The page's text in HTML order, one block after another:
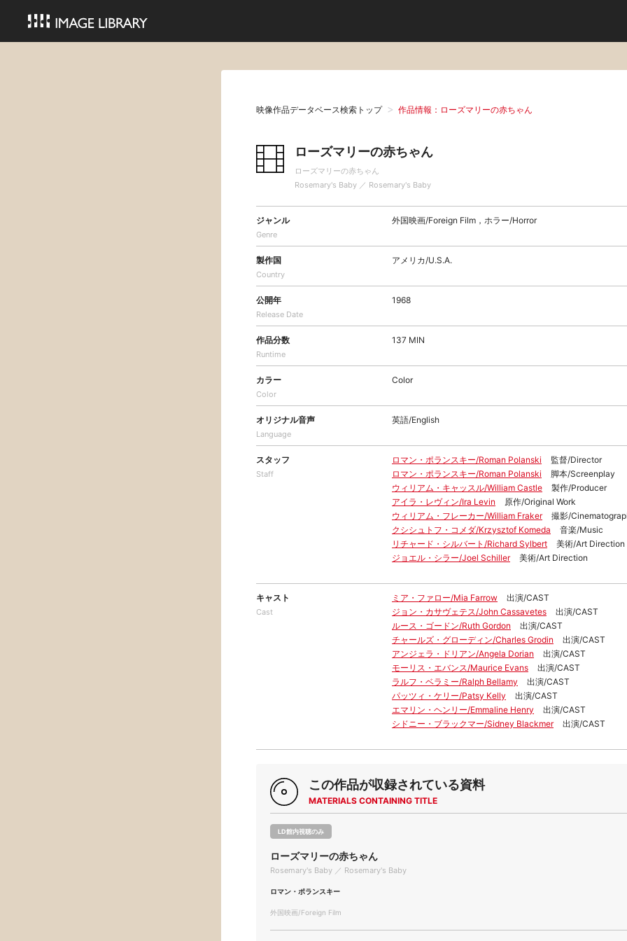
映像作品データベース検索トップ 作品情報：ローズマリーの赤ちゃん
ローズマリーの赤ちゃん
ローズマリーの赤ちゃん
Rosemary's Baby ／ Rosemary's Baby
ジャンル
Genre
外国映画/Foreign Film，ホラー/Horror
製作国
Country
アメリカ/U.S.A.
公開年
Release Date
1968
作品分数
Runtime
137 MIN
カラー
Color
Color
オリジナル音声
Language
英語/English
スタッフ
Staff
ロマン・ポランスキー/Roman Polanski
監督/Director
ロマン・ポランスキー/Roman Polanski
脚本/Screenplay
ウィリアム・キャッスル/William Castle
製作/Producer
アイラ・レヴィン/Ira Levin
原作/Original Work
ウィリアム・フレーカー/William Fraker
撮影/
クシシュトフ・コメダ/Krzysztof Komeda
音楽/Music
リチャード・シルバート/Richard Sylbert
美術/Art Direction
ジョエル・シラー/Joel Schiller
美術/Art Direction
キャスト
Cast
ミア・ファロー/Mia Farrow
出演/CAST
ジョン・カサヴェテス/John Cassavetes
出演/CAST
ルース・ゴードン/Ruth Gordon
出演/CAST
チャールズ・グローディン/Charles Grodin
出演/CAST
アンジェラ・ドリアン/Angela Dorian
出演/CAST
モーリス・エバンス/Maurice Evans
出演/CAST
ラルフ・ベラミー/Ralph Bellamy
出演/CAST
パッツィ・ケリー/Patsy Kelly
出演/CAST
エマリン・ヘンリー/Emmaline Henry
出演/CAST
シドニー・ブラックマー/Sidney Blackmer
出演/CAST
この作品が収録されている資料
MATERIALS CONTAINING TITLE
LD館内視聴のみ
ローズマリーの赤ちゃん
Rosemary's Baby ／ Rosemary's Baby
ロマン・ポランスキー
外国映画/Foreign Film